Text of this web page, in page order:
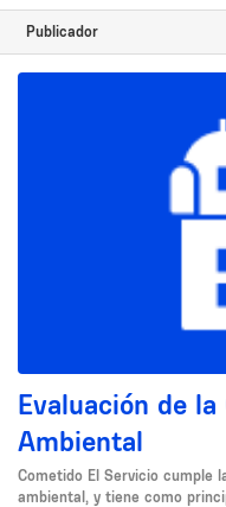
Publicador
Evaluación de
Ambiental
Cometido El Servicio cumple
ambiental, y tiene como